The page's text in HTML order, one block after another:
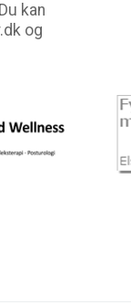
kan
og